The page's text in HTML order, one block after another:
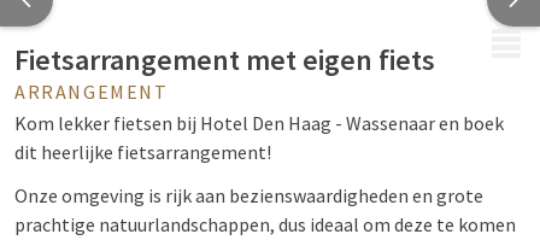
Fietsarrangement met eigen fiets
ARRANGEMENT
Kom lekker fietsen bij Hotel Den Haag - Wassenaar en boek
dit heerlijke fietsarrangement!
Onze omgeving is rijk aan bezienswaardigheden en grote
prachtige natuurlandschappen, dus ideaal om deze te komen